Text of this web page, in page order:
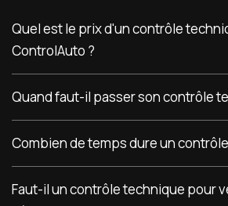
Quel est le prix d'un contrôle
ControlAuto ?
Quand faut-il passer son contrôle
Combien de temps dure un
Faut-il un contrôle technique pour